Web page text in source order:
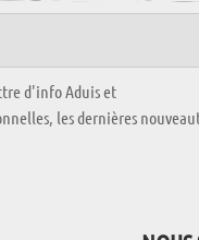
d'info Aduis et
les dernières